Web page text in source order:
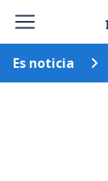
Es noticia